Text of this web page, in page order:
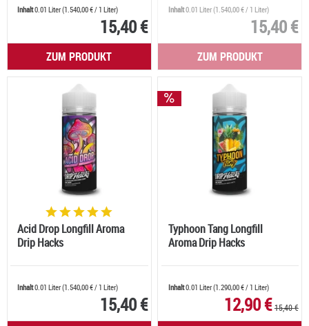
Inhalt0.01 Liter(1.540,00 €/ 1 Liter)
15,40 €
ZUM PRODUKT
Inhalt0.01 Liter(1.540,00 €/ 1 Liter)
15,40 €
ZUM PRODUKT
Acid Drop Longfill Aroma
Drip Hacks
Inhalt0.01 Liter(1.540,00 €/ 1 Liter)
15,40 €
Typhoon Tang Longfill
Aroma Drip Hacks
Inhalt0.01 Liter(1.290,00 €/ 1 Liter)
12,90 €15,40 €